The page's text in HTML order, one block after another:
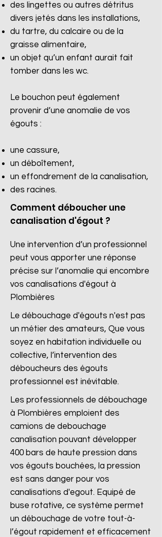
des lingettes ou autres détritus
divers jetés dans les installations,
du tartre, du calcaire ou de la
graisse alimentaire,
un objet qu’un enfant aurait fait
tomber dans les wc.
Le bouchon peut également
provenir d’une anomalie de vos
égouts :
une cassure,
un déboîtement,
un effondrement de la canalisation,
des racines.​
Comment déboucher une
canalisation d'égout ?
Une intervention d’un professionnel
peut vous apporter une réponse
précise sur l’anomalie qui encombre
vos canalisations d'égout à
Plombières
Le débouchage d'égouts n'est pas
un métier des amateurs, Que vous
soyez en habitation individuelle ou
collective, l’intervention des
déboucheurs des égouts
professionnel est inévitable.
Les professionnels de débouchage
à Plombières emploient des
camions de debouchage
canalisation pouvant développer
400 bars de haute pression dans
vos égouts bouchées, la pression
est sans danger pour vos
canalisations d'egout. Equipé de
buse rotative, ce système permet
un débouchage de votre tout-à-
l’égout rapidement et efficacement